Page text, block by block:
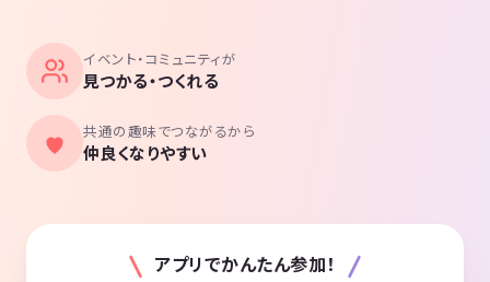
イベント・コミュニティが
見つかる・つくれる
共通の趣味でつながるから
仲良くなりやすい
アプリでかんたん参加！